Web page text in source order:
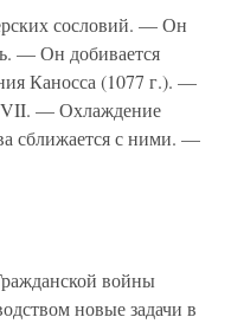
сословий. — Он
— Он добивается
Каносса (1077 г.). —
VII. — Охлаждение
сближается с ними. —
войны
новые задачи в